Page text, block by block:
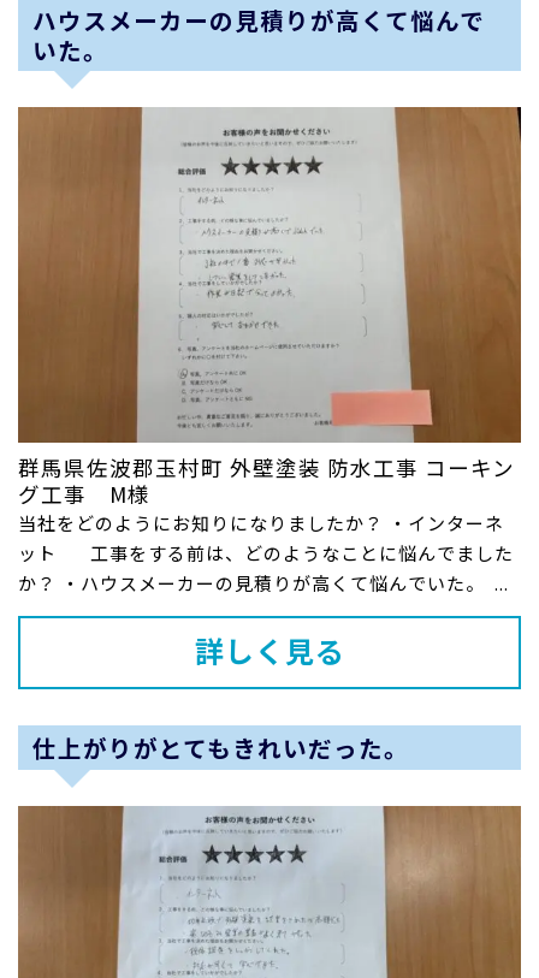
ハウスメーカーの見積りが高くて悩んで
いた。
群馬県佐波郡玉村町 外壁塗装 防水工事 コーキン
グ工事 M様
当社をどのようにお知りになりましたか？ ・インターネ
ット 工事をする前は、どのようなことに悩んでました
か？ ・ハウスメーカーの見積りが高くて悩んでいた。 ...
詳しく見る
仕上がりがとてもきれいだった。